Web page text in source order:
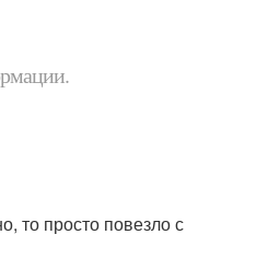
то просто повезло с